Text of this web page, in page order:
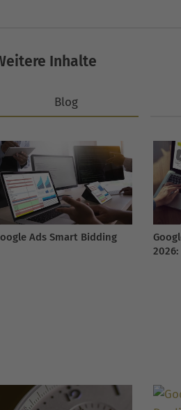
Inhalte
Blog
Ads Smart Bidding